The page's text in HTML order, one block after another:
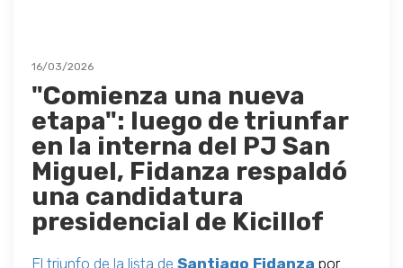
16/03/2026
"Comienza una nueva
etapa": luego de triunfar
en la interna del PJ San
Miguel, Fidanza respaldó
una candidatura
presidencial de Kicillof
El triunfo de la lista de Santiago Fidanza por